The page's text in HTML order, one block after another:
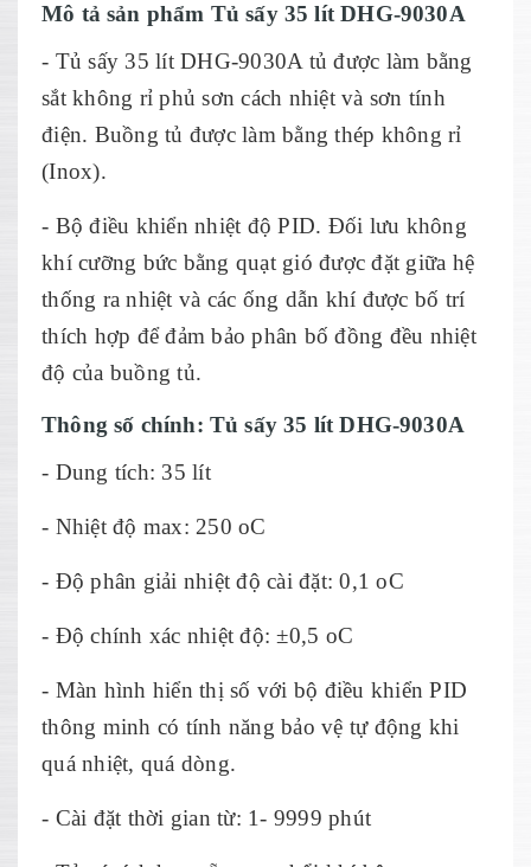
Mô tả sản phẩm Tủ sấy 35 lít DHG-9030A
- Tủ sấy 35 lít DHG-9030A tủ được làm bằng
sắt không rỉ phủ sơn cách nhiệt và sơn tính
điện. Buồng tủ được làm bằng thép không rỉ
(Inox).
- Bộ điều khiển nhiệt độ PID. Đối lưu không
khí cưỡng bức bằng quạt gió được đặt giữa hệ
thống ra nhiệt và các ống dẫn khí được bố trí
thích hợp để đảm bảo phân bố đồng đều nhiệt
độ của buồng tủ.
Thông số chính: Tủ sấy 35 lít DHG-9030A
- Dung tích: 35 lít
- Nhiệt độ max: 250 oC
- Độ phân giải nhiệt độ cài đặt: 0,1 oC
- Độ chính xác nhiệt độ: ±0,5 oC
- Màn hình hiển thị số với bộ điều khiển PID
thông minh có tính năng bảo vệ tự động khi
quá nhiệt, quá dòng.
- Cài đặt thời gian từ: 1- 9999 phút